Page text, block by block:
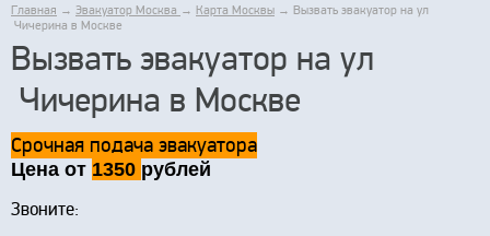
Главная → Эвакуатор Москва → Карта Москвы → Вызвать эвакуатор на ул
Чичерина в Москве
Вызвать эвакуатор на ул
Чичерина в Москве
Срочная подача эвакуатора
Цена от 1350 рублей
Звоните: